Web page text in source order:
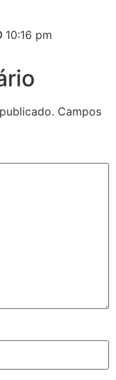
10:16 pm
Campos